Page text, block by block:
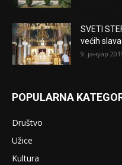
SVETI
većih
9. јануар
POPULARNA
Društvo
Užice
Kultura